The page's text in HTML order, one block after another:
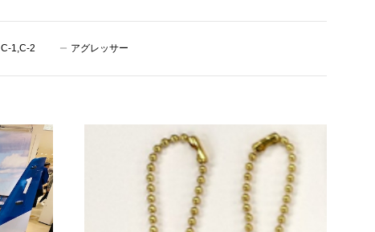
C-1,C-2 アグレッサー